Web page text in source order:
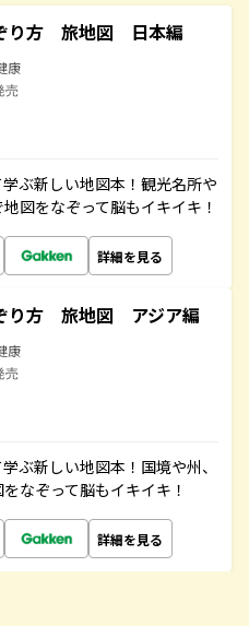
り方 旅地図 日本編
康
売
ぶ新しい地図本！観光名所や
図をなぞって脳もイキイキ！
詳細を見る
り方 旅地図 アジア編
康
売
ぶ新しい地図本！国境や州、
なぞって脳もイキイキ！
詳細を見る